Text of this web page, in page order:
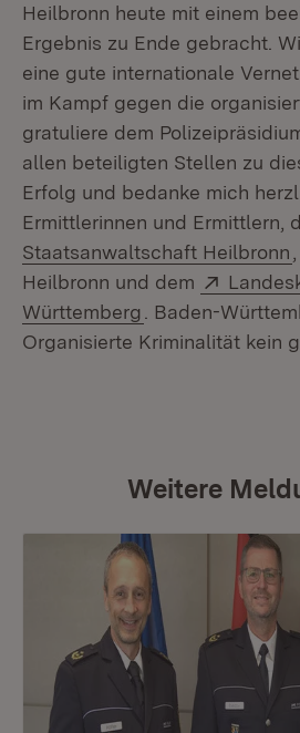
Heilbronn heute mit einem
Ergebnis zu Ende gebracht.
eine gute internationale
im Kampf gegen die
gratuliere dem
allen beteiligten Stellen zu
Erfolg und bedanke mich
Ermittlerinnen und Ermittlern,
Staatsanwaltschaft Heilbronn
Heilbronn und dem
Extern:
Württemberg (Öffnet in
. Baden-
Organisierte Kriminalität kein
Weitere